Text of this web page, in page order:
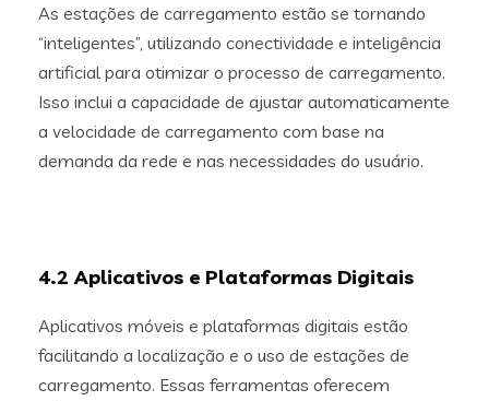
As estações de carregamento estão se tornando
“inteligentes”, utilizando conectividade e inteligência
artificial para otimizar o processo de carregamento.
Isso inclui a capacidade de ajustar automaticamente
a velocidade de carregamento com base na
demanda da rede e nas necessidades do usuário.
4.2 Aplicativos e Plataformas Digitais
Aplicativos móveis e plataformas digitais estão
facilitando a localização e o uso de estações de
carregamento. Essas ferramentas oferecem